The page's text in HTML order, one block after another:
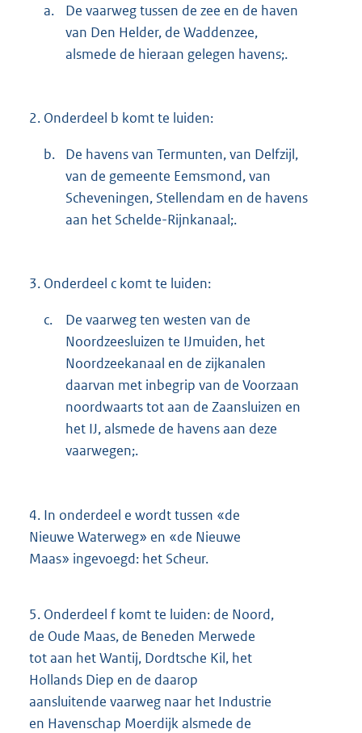
a.
De vaarweg tussen de zee en de haven
van Den Helder, de Waddenzee,
alsmede de hieraan gelegen havens;.
2. Onderdeel b komt te luiden:
b.
De havens van Termunten, van Delfzijl,
van de gemeente Eemsmond, van
Scheveningen, Stellendam en de havens
aan het Schelde-Rijnkanaal;.
3. Onderdeel c komt te luiden:
c.
De vaarweg ten westen van de
Noordzeesluizen te IJmuiden, het
Noordzeekanaal en de zijkanalen
daarvan met inbegrip van de Voorzaan
noordwaarts tot aan de Zaansluizen en
het IJ, alsmede de havens aan deze
vaarwegen;.
4. In onderdeel e wordt tussen «de
Nieuwe Waterweg» en «de Nieuwe
Maas» ingevoegd: het Scheur.
5. Onderdeel f komt te luiden: de Noord,
de Oude Maas, de Beneden Merwede
tot aan het Wantij, Dordtsche Kil, het
Hollands Diep en de daarop
aansluitende vaarweg naar het Industrie
en Havenschap Moerdijk alsmede de